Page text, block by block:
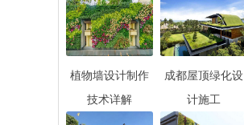
植物墙设计制作
技术详解
成都屋顶绿化设
计施工